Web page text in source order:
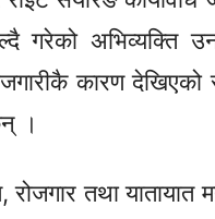
गरेको
कारण
।
रोजगार तथा